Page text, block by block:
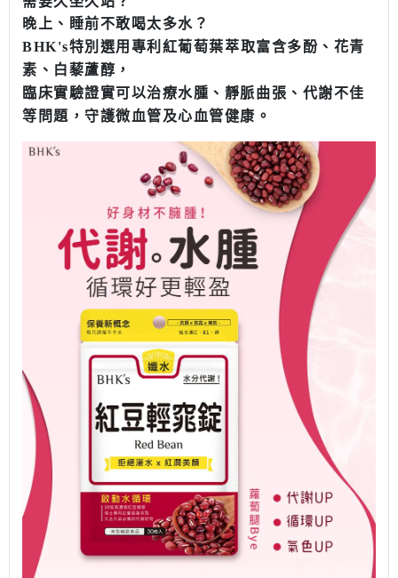
晚上、睡前不敢喝太多水？
BHK's特別選用專利紅葡萄葉萃取富含多酚、花青
素、白藜蘆醇，
臨床實驗證實可以治療水腫、靜脈曲張、代謝不佳
等問題，守護微血管及心血管健康。